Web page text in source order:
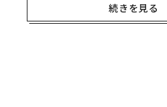
あるいはアンカット装と呼ばれる
続きを見る